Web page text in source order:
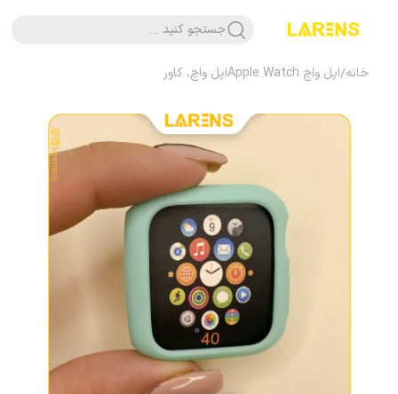
جستجو کنید ....
خانه/اپل واچ Apple Watch اپل واچ، کاور